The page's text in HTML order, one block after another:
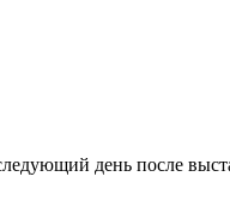
день после